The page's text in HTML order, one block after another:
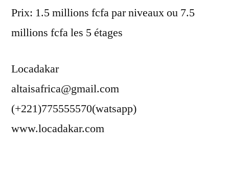
Prix: 1.5 millions fcfa par niveaux ou 7.5
millions fcfa les 5 étages
Locadakar
altaisafrica@gmail.com
(+221)775555570(watsapp)
www.locadakar.com